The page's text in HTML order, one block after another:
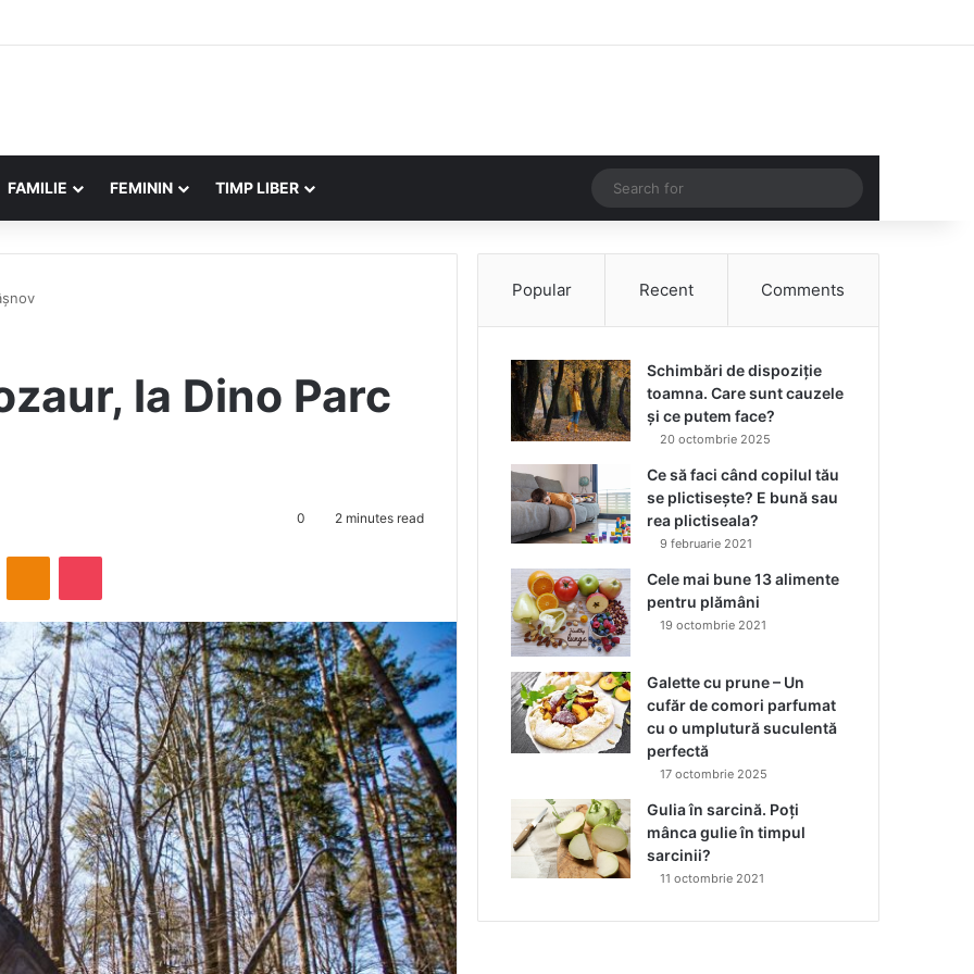
FAMILIE FEMININ TIMP LIBER Random Article
for
la Dino Parc
0 2 minutes read
Popular Recent Comments
Schimbări de dispoziție
toamna. Care sunt cauzele
și ce putem face?
20 octombrie 2025
Ce să faci când copilul tău
se plictisește? E bună sau
rea plictiseala?
9 februarie 2021
Cele mai bune 13 alimente
pentru plămâni
19 octombrie 2021
Galette cu prune – Un
cufăr de comori parfumat
cu o umplutură suculentă
perfectă
17 octombrie 2025
Gulia în sarcină. Poți
mânca gulie în timpul
sarcinii?
11 octombrie 2021